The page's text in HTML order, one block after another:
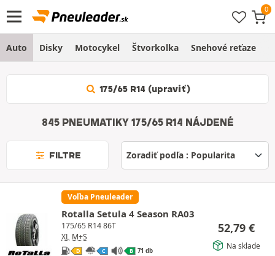
Auto Disky Motocykel Štvorkolka Snehové reťaze
175/65 R14 (upraviť)
845 PNEUMATIKY 175/65 R14 NÁJDENÉ
FILTRE
Voľba Pneuleader
Rotalla Setula 4 Season RA03
175/65 R14 86T
XL M+S
D C B 71 db
52,79 €
Na sklade